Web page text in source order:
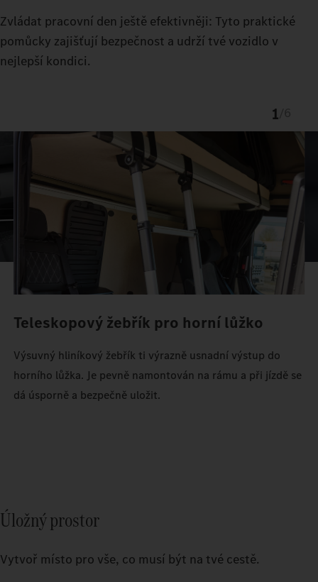
Zvládat pracovní den ještě efektivněji: Tyto praktické
pomůcky zajišťují bezpečnost a udrží tvé vozidlo v
nejlepší kondici.
1
Teleskopový žebřík pro horní lůžko
Výsuvný hliníkový žebřík ti výrazně usnadní výstup do
horního lůžka. Je pevně namontován na rámu a při jízdě se
dá úsporně a bezpečně uložit.
Úložný prostor
Vytvoř místo pro vše, co musí být na tvé cestě.